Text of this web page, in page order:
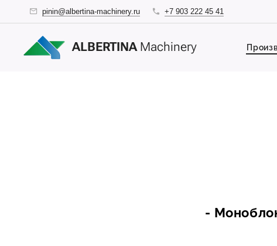
pinin@albertina-machinery.ru +7 903 222 45 41
ALBERTINA Machinery
-